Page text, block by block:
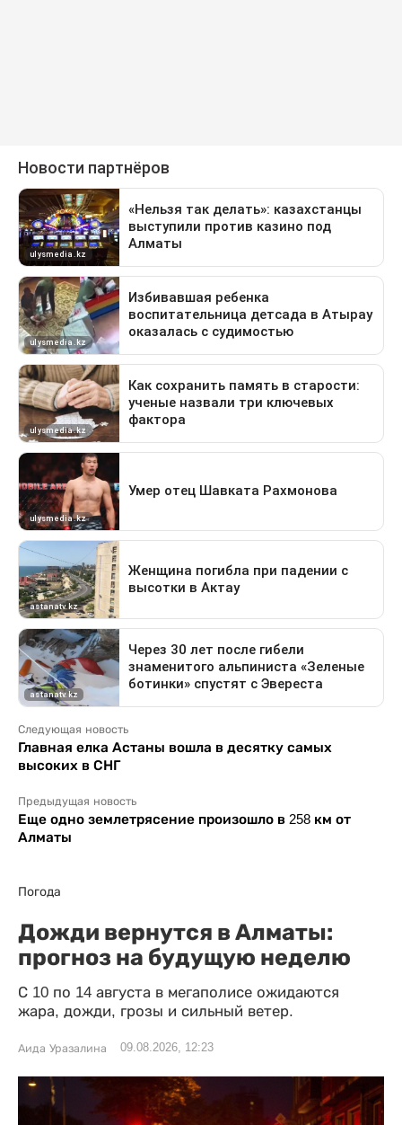
Следующая новость
Главная елка Астаны вошла в десятку самых
высоких в СНГ
Предыдущая новость
Еще одно землетрясение произошло в 258 км от
Алматы
Погода
Дожди вернутся в Алматы:
прогноз на будущую неделю
С 10 по 14 августа в мегаполисе ожидаются
жара, дожди, грозы и сильный ветер.
Аида Уразалина 09.08.2026, 12:23